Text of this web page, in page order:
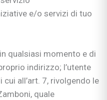
e/o servizi di tuo
qualsiasi momento e di
indirizzo; l’utente
all’art. 7, rivolgendo le
quale